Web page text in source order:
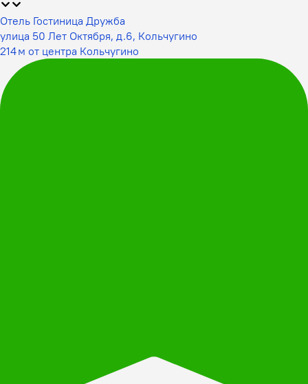
Отель Гостиница Дружба
улица 50 Лет Октября, д.6, Кольчугино
214 м от центра Кольчугино